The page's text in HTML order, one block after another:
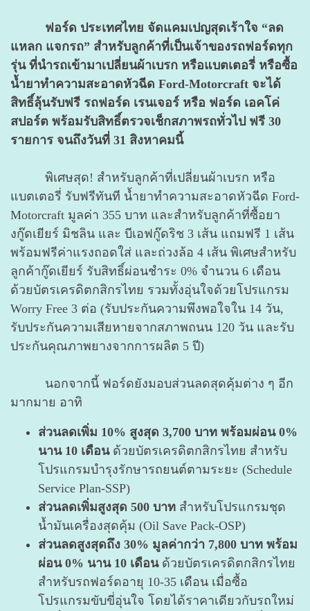
ฟอร์ด ประเทศไทย จัดแคมเปญสุดเร้าใจ “ลด
แหลก แจกรถ” สำหรับลูกค้าที่เป็นเจ้าของรถฟอร์ดทุก
รุ่น ที่นำรถเข้ามาเปลี่ยนผ้าเบรก หรือแบตเตอรี่ หรือซื้อ
น้ำยาทำความสะอาดหัวฉีด Ford-Motorcraft จะได้
สิทธิ์ลุ้นรับฟรี รถฟอร์ด เรนเจอร์ หรือ ฟอร์ด เอคโค่
สปอร์ต พร้อมรับสิทธิ์ตรวจเช็กสภาพรถทั่วไป ฟรี 30
รายการ จนถึงวันที่ 31 สิงหาคมนี้
พิเศษสุด! สำหรับลูกค้าที่เปลี่ยนผ้าเบรก หรือ
แบตเตอรี่ รับฟรีทันที น้ำยาทำความสะอาดหัวฉีด Ford-
Motorcraft มูลค่า 355 บาท และสำหรับลูกค้าที่ซื้อยา
งกู๊ดเยียร์ มิชลิน และ บีเอฟกู๊ดริช 3 เส้น แถมฟรี 1 เส้น
พร้อมฟรีค่าแรงถอดใส่ และถ่วงล้อ 4 เส้น พิเศษสำหรับ
ลูกค้ากู๊ดเยียร์ รับสิทธิ์ผ่อนชำระ 0% จำนวน 6 เดือน
ด้วยบัตรเครดิตกสิกรไทย รวมทั้งอุ่นใจด้วยโปรแกรม
Worry Free 3 ต่อ (รับประกันความพึงพอใจใน 14 วัน,
รับประกันความเสียหายจากสภาพถนน 120 วัน และรับ
ประกันคุณภาพยางจากการผลิต 5 ปี)
นอกจากนี้ ฟอร์ดยังมอบส่วนลดสุดคุ้มต่าง ๆ อีก
มากมาย อาทิ
ส่วนลดเพิ่ม 10% สูงสุด 3,700 บาท พร้อมผ่อน 0%
นาน 10 เดือนด้วยบัตรเครดิตกสิกรไทย สำหรับ
โปรแกรมบำรุงรักษารถยนต์ตามระยะ (Schedule
Service Plan-SSP)
ส่วนลดเพิ่มสูงสุด 500 บาท สำหรับโปรแกรมชุด
น้ำมันเครื่องสุดคุ้ม (Oil Save Pack-OSP)
ส่วนลดสูงสุดถึง 30% มูลค่ากว่า 7,800 บาท พร้อม
ผ่อน 0% นาน 10 เดือนด้วยบัตรเครดิตกสิกรไทย
สำหรับรถฟอร์ดอายุ 10-35 เดือน เมื่อซื้อ
โปรแกรมขับขี่อุ่นใจ โดยได้ราคาเดียวกับรถใหม่